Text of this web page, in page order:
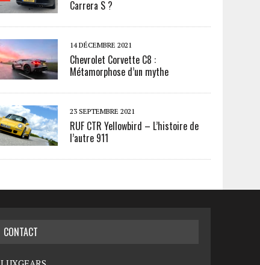
Carrera S ?
14 DÉCEMBRE 2021
Chevrolet Corvette C8 :
Métamorphose d’un mythe
23 SEPTEMBRE 2021
RUF CTR Yellowbird – L’histoire de
l’autre 911
CONTACT